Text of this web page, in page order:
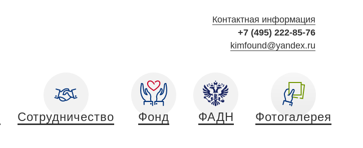
Контактная информация
+7 (495) 222-85-76
kimfound@yandex.ru
Сотрудничество Фонд ФАДН Фотогалерея